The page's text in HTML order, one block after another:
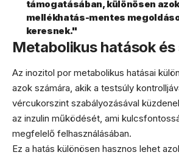
támogatásában, különösen
mellékhatás-mentes
keresnek."
Metabolikus hatások
Az inozitol por metabolikus hatásai
azok számára, akik a testsúly
vércukorszint szabályozásával
az inzulin működését, ami
megfelelő felhasználásában.
Ez a hatás különösen hasznos lehet